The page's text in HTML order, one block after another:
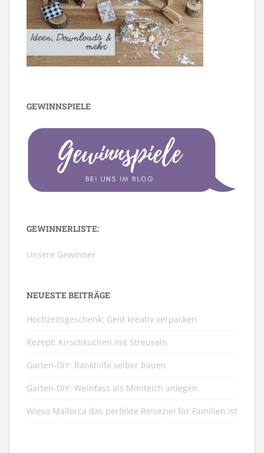
GEWINNSPIELE
GEWINNERLISTE:
Unsere Gewinner
NEUESTE BEITRÄGE
Hochzeitsgeschenk: Geld kreativ verpacken
Rezept: Kirschkuchen mit Streuseln
Garten-DIY: Rankhilfe selber bauen
Garten-DIY: Weinfass als Miniteich anlegen
Wieso Mallorca das perfekte Reiseziel für Familien ist